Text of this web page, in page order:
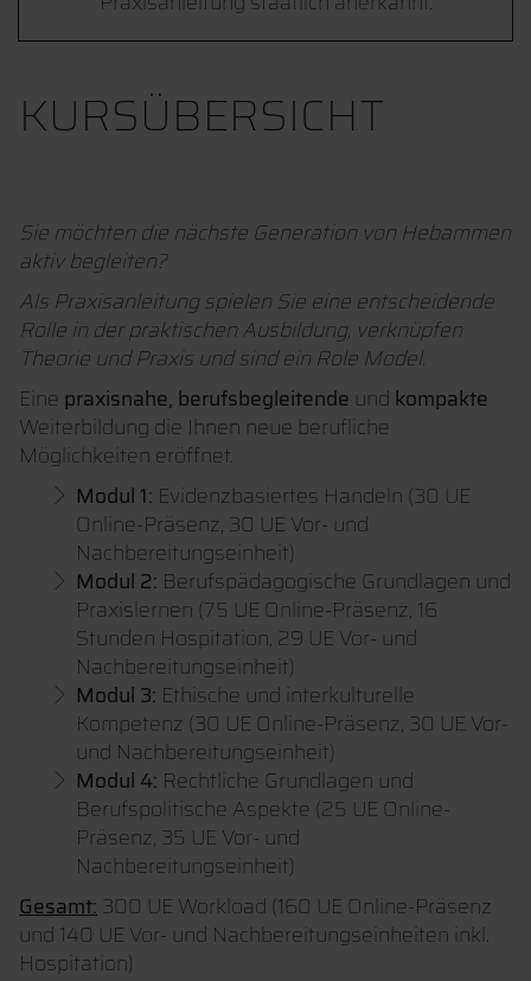
KURSÜBERSICHT
Sie möchten die nächste Generation von Hebammen
aktiv begleiten?
Als Praxisanleitung spielen Sie eine entscheidende
Rolle in der praktischen Ausbildung, verknüpfen
Theorie und Praxis und sind ein Role Model.
Eine praxisnahe, berufsbegleitende und kompakte
Weiterbildung die Ihnen neue berufliche
Möglichkeiten eröffnet.
Modul 1: Evidenzbasiertes Handeln (30 UE
Online-Präsenz, 30 UE Vor- und
Nachbereitungseinheit)
Modul 2: Berufspädagogische Grundlagen und
Praxislernen (75 UE Online-Präsenz, 16
Stunden Hospitation, 29 UE Vor- und
Nachbereitungseinheit)
Modul 3: Ethische und interkulturelle
Kompetenz (30 UE Online-Präsenz, 30 UE Vor-
und Nachbereitungseinheit)
Modul 4: Rechtliche Grundlagen und
Berufspolitische Aspekte (25 UE Online-
Präsenz, 35 UE Vor- und
Nachbereitungseinheit)
Gesamt:300 UE Workload (160 UE Online-Präsenz
und 140 UE Vor- und Nachbereitungseinheiten inkl.
Hospitation)